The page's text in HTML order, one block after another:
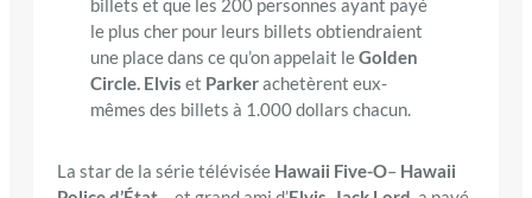
billets et que les 200 personnes ayant payé
le plus cher pour leurs billets obtiendraient
une place dans ce qu’on appelait leGolden
Circle. Elviset Parkerachetèrent eux-
mêmes des billets à 1.000 dollars chacun.
La star de la série télévisée Hawaii Five-O– Hawaii